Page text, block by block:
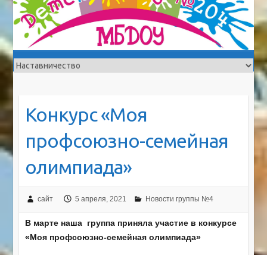
Конкурс «Моя
профсоюзно-семейная
олимпиада»
сайт 5 апреля, 2021 Новости группы №4
В марте наша группа приняла участие в конкурсе
«Моя профсоюзно-семейная олимпиада»